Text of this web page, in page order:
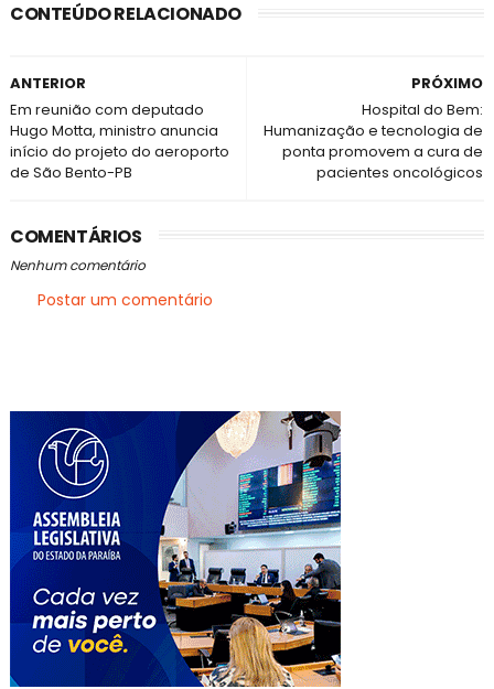
CONTEÚDO RELACIONADO
PRÓXIMO
Hospital do Bem:
Humanização e tecnologia de
ponta promovem a cura de
pacientes oncológicos
ANTERIOR
Em reunião com deputado
Hugo Motta, ministro anuncia
início do projeto do aeroporto
de São Bento-PB
COMENTÁRIOS
Nenhum comentário
Postar um comentário